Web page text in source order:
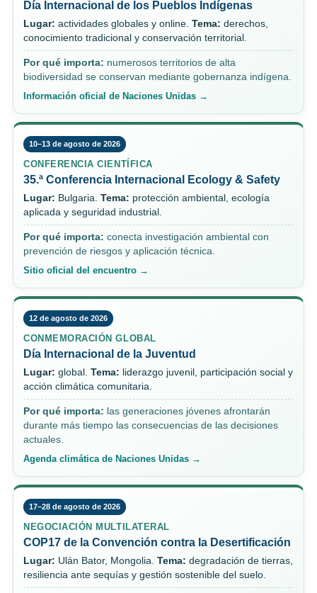
Día Internacional de los Pueblos Indígenas
Lugar: actividades globales y online. Tema: derechos,
conocimiento tradicional y conservación territorial.
Por qué importa: numerosos territorios de alta
biodiversidad se conservan mediante gobernanza indígena.
Información oficial de Naciones Unidas →
10–13 de agosto de 2026
CONFERENCIA CIENTÍFICA
35.ª Conferencia Internacional Ecology & Safety
Lugar: Bulgaria. Tema: protección ambiental, ecología
aplicada y seguridad industrial.
Por qué importa: conecta investigación ambiental con
prevención de riesgos y aplicación técnica.
Sitio oficial del encuentro →
12 de agosto de 2026
CONMEMORACIÓN GLOBAL
Día Internacional de la Juventud
Lugar: global. Tema: liderazgo juvenil, participación social y
acción climática comunitaria.
Por qué importa: las generaciones jóvenes afrontarán
durante más tiempo las consecuencias de las decisiones
actuales.
Agenda climática de Naciones Unidas →
17–28 de agosto de 2026
NEGOCIACIÓN MULTILATERAL
COP17 de la Convención contra la Desertificación
Lugar: Ulán Bator, Mongolia. Tema: degradación de tierras,
resiliencia ante sequías y gestión sostenible del suelo.